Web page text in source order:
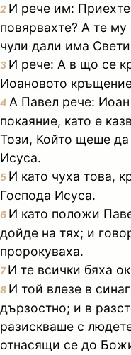
2 И рече им:
повярвахте? А те
чули дали има
3 И рече: А в що се
Иоановото
4 А Павел рече:
покаяние, като е
Този, Който щеше
Исуса.
5 И като чуха това,
Господа Исуса.
6 И като положи
дойде на тях; и
пророкуваха.
7И те всички бяха
8 И той влезе в
дързостно; и в
разискваше с
отнасящи се до